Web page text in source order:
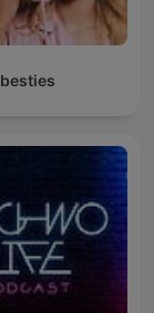
besties